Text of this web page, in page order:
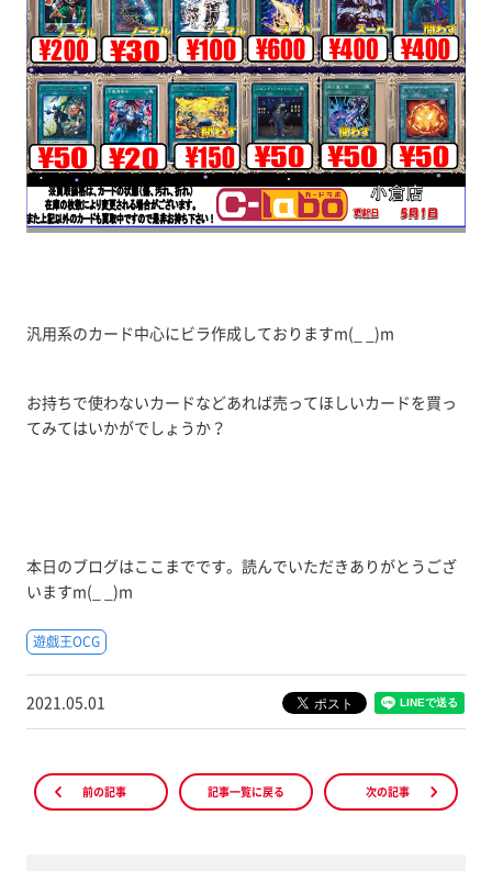
汎用系のカード中心にビラ作成しておりますm(_ _)m
お持ちで使わないカードなどあれば売ってほしいカードを買っ
てみてはいかがでしょうか？
本日のブログはここまでです。読んでいただきありがとうござ
いますm(_ _)m
遊戯王OCG
2021.05.01
前の記事 記事一覧に戻る 次の記事